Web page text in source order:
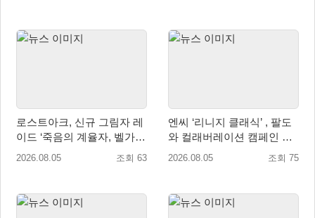
로스트아크, 신규 그림자 레
이드 ‘죽음의 계율자, 벨가르
딘’ 업데이트
2026.08.05 조회 63
엔씨 ‘리니지 클래식’ , 팔도
와 컬래버레이션 캠페인 진
행
2026.08.05 조회 75